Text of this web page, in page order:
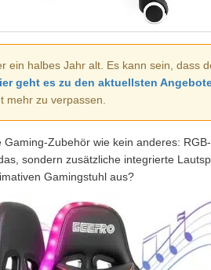
ein halbes Jahr alt. Es kann sein, dass
geht es zu den aktuellsten
mehr zu verpassen.
Zubehör wie kein anderes:
sondern zusätzliche integrierte
Gamingstuhl aus?